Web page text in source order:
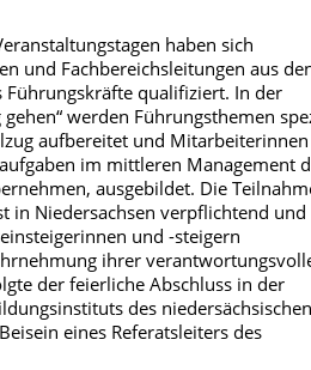
haben sich
und Fachbereichsleitungen aus
Führungskräfte qualifiziert. In der
werden Führungsthemen
aufbereitet und
im mittleren Management
ausgebildet. Die
in Niedersachsen verpflichtend und
und -steigern
ihrer
der feierliche Abschluss in der
des
eines Referatsleiters des